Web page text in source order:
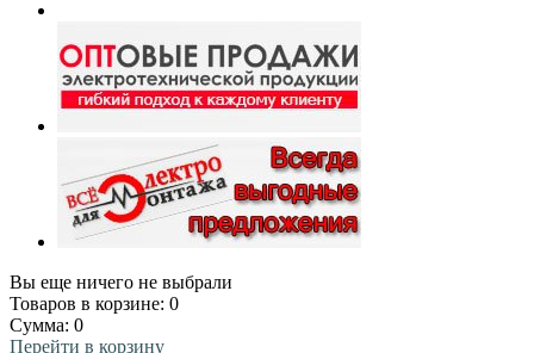
Вы еще ничего не выбрали
Товаров в корзине: 0
Сумма: 0
Перейти в корзину